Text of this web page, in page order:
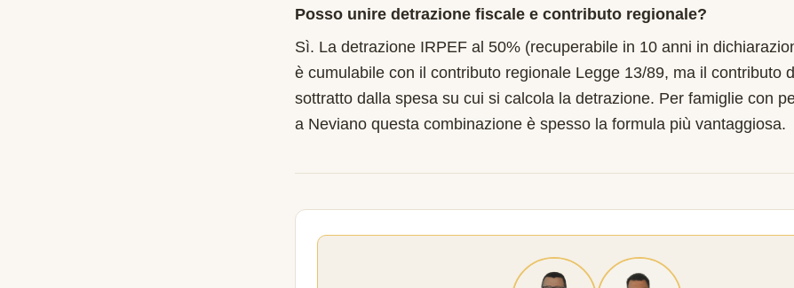
Posso unire detrazione fiscale e contributo regionale?
Sì. La detrazione IRPEF al 50% (recuperabile in 10 anni in
è cumulabile con il contributo regionale Legge 13/89, ma il contributo
sottratto dalla spesa su cui si calcola la detrazione. Per famiglie con
a Neviano questa combinazione è spesso la formula più vantaggiosa.